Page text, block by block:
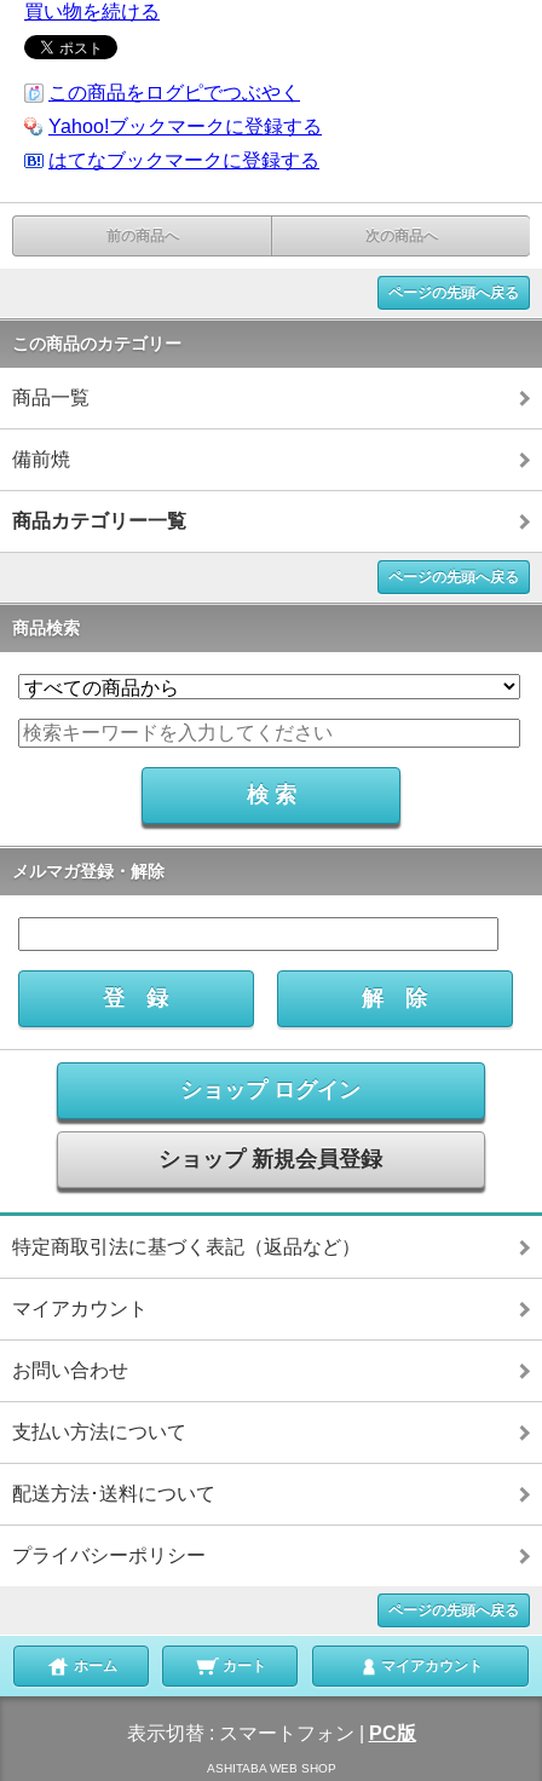
買い物を続ける
この商品をログピでつぶやく
Yahoo!ブックマークに登録する
はてなブックマークに登録する
前の商品へ 次の商品へ
ページの先頭へ戻る
この商品のカテゴリー
商品一覧
備前焼
商品カテゴリー一覧
ページの先頭へ戻る
商品検索
メルマガ登録・解除
ショップ ログイン
ショップ 新規会員登録
特定商取引法に基づく表記（返品など）
マイアカウント
お問い合わせ
支払い方法について
配送方法･送料について
プライバシーポリシー
ページの先頭へ戻る
ホーム カート マイアカウント
表示切替 : スマートフォン PC版
ASHITABA WEB SHOP